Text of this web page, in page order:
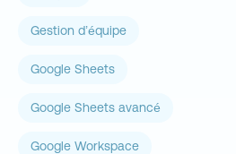
Gestion d’équipe
Google Sheets
Google Sheets avancé
Google Workspace